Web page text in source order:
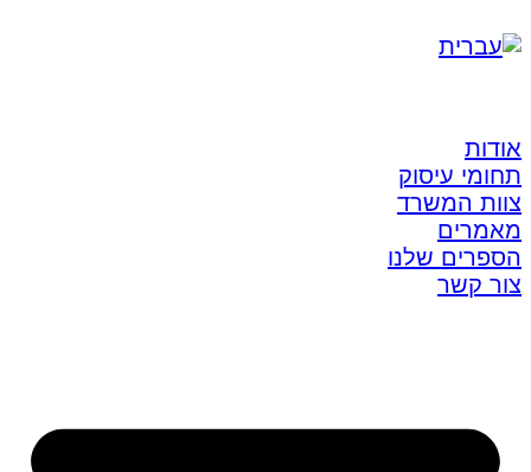
אודות
תחומי עיסוק
צוות המשרד
מאמרים
הספרים שלנו
צור קשר